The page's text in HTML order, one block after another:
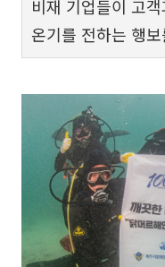
비재 기업들이 고
온기를 전하는 행